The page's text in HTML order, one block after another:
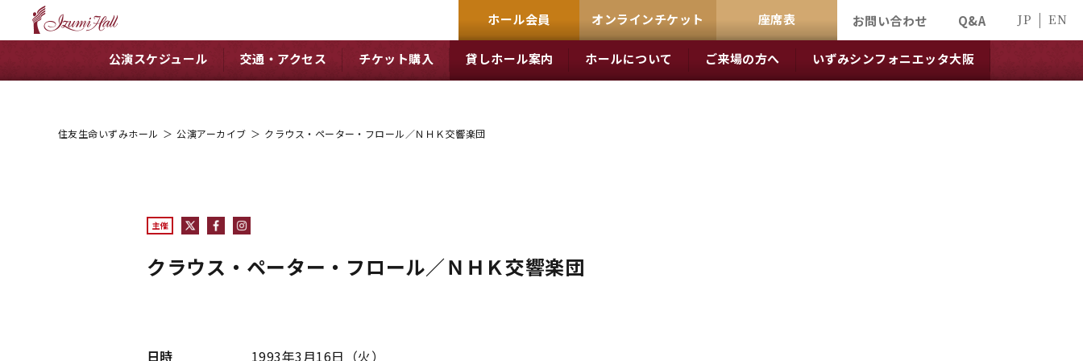
ホール会員 オンラインチケット 座席表 お問い合わせ Q&A JP EN
公演スケジュール 交通・アクセス チケット購入 貸しホール案内 ホールについて ご来場の方へ いずみシンフォニエッタ大阪
住友生命いずみホール ＞ 公演アーカイブ ＞ クラウス・ペーター・フロール／ＮＨＫ交響楽団
主催
クラウス・ペーター・フロール／ＮＨＫ交響楽団
日時 1993年3月16日（火）